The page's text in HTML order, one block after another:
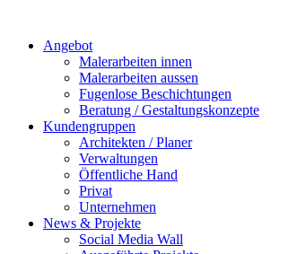
Angebot
Malerarbeiten innen
Malerarbeiten aussen
Fugenlose Beschichtungen
Beratung / Gestaltungskonzepte
Kundengruppen
Architekten / Planer
Verwaltungen
Öffentliche Hand
Privat
Unternehmen
News & Projekte
Social Media Wall